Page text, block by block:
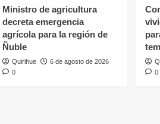
Ministro de agricultura
decreta emergencia
agrícola para la región de
Ñuble
Quirihue
6 de agosto de 2026
0
0